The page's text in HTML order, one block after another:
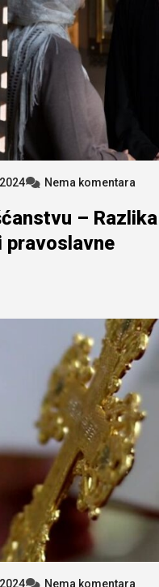
Nema komentara
– Razlika
pravoslavne
Nema komentara